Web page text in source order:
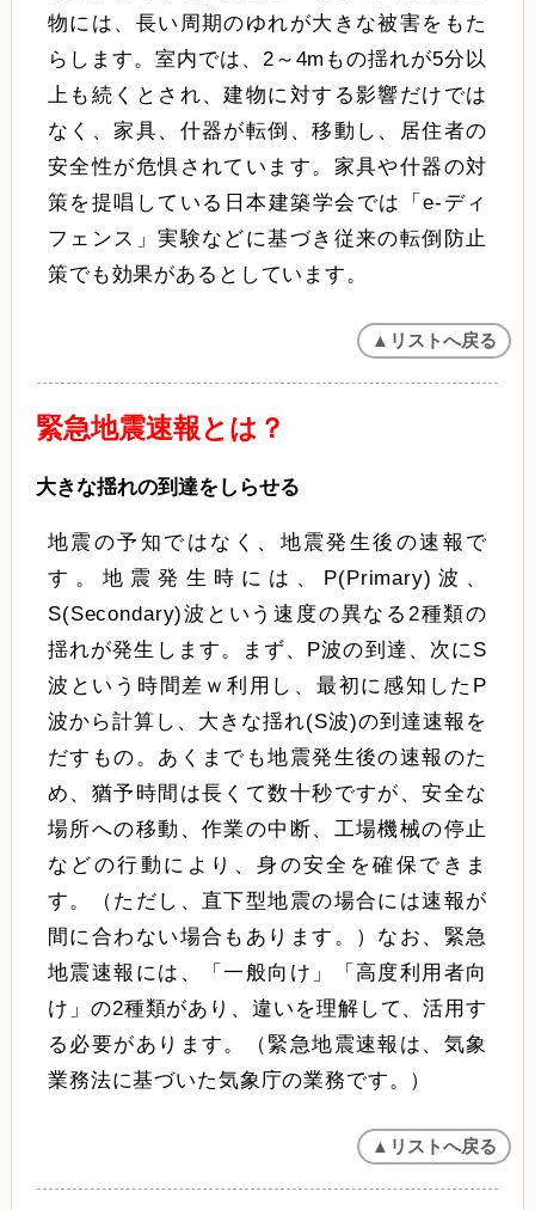
物には、長い周期のゆれが大きな被害をもた
らします。室内では、2～4mもの揺れが5分以
上も続くとされ、建物に対する影響だけでは
なく、家具、什器が転倒、移動し、居住者の
安全性が危惧されています。家具や什器の対
策を提唱している日本建築学会では「e-ディ
フェンス」実験などに基づき従来の転倒防止
策でも効果があるとしています。
▲リストへ戻る
緊急地震速報とは？
大きな揺れの到達をしらせる
地震の予知ではなく、地震発生後の速報で
す。地震発生時には、P(Primary)波、
S(Secondary)波という速度の異なる2種類の
揺れが発生します。まず、P波の到達、次にS
波という時間差ｗ利用し、最初に感知したP
波から計算し、大きな揺れ(S波)の到達速報を
だすもの。あくまでも地震発生後の速報のた
め、猶予時間は長くて数十秒ですが、安全な
場所への移動、作業の中断、工場機械の停止
などの行動により、身の安全を確保できま
す。（ただし、直下型地震の場合には速報が
間に合わない場合もあります。）なお、緊急
地震速報には、「一般向け」「高度利用者向
け」の2種類があり、違いを理解して、活用す
る必要があります。（緊急地震速報は、気象
業務法に基づいた気象庁の業務です。）
▲リストへ戻る